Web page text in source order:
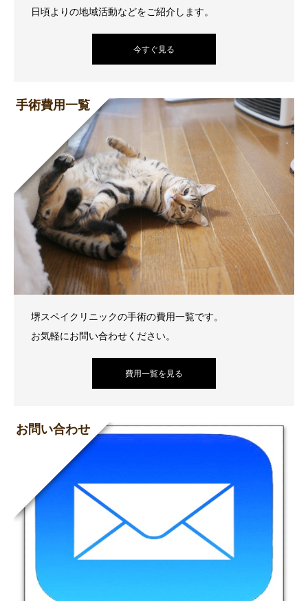
日頃よりの地域活動などをご紹介します。
今すぐ見る
手術費用一覧
堺スペイクリニックの手術の費用一覧です。
お気軽にお問い合わせください。
費用一覧を見る
お問い合わせ